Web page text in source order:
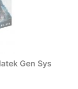
Gen Sys